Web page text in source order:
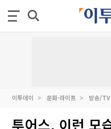
이투데이 문화·라이프 방송/TV
투어스, 이런 모